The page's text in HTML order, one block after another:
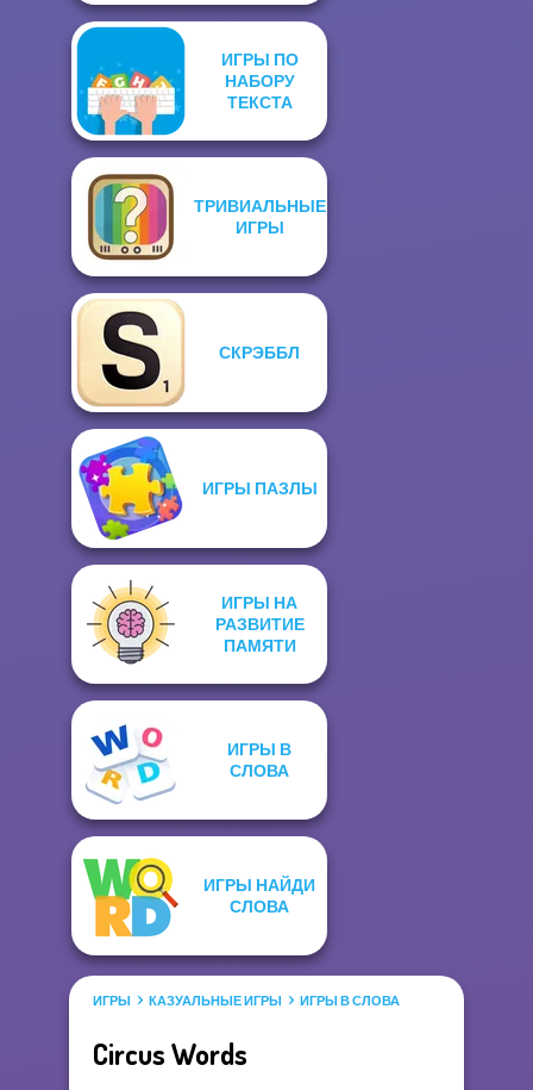
ИГРЫ ПО
НАБОРУ
ТЕКСТА
ТРИВИАЛЬНЫЕ
ИГРЫ
СКРЭББЛ
ИГРЫ ПАЗЛЫ
ИГРЫ НА
РАЗВИТИЕ
ПАМЯТИ
ИГРЫ В
СЛОВА
ИГРЫ НАЙДИ
СЛОВА
ИГРЫ КАЗУАЛЬНЫЕ ИГРЫ ИГРЫ В СЛОВА
Circus Words